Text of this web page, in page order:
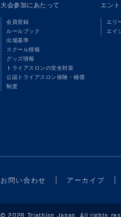
大会参加にあたって
会員登録
ルールブック
出場基準
スクール情報
グッズ情報
トライアスロンの安全対策
公認トライアスロン保険・補償
制度
エン
エリ
エイ
お問い合わせ アーカイブ
© 2026 Triathlon Japan. All rights